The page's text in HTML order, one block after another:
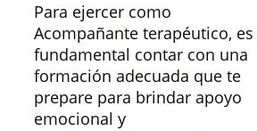
Para ejercer como
Acompañante terapéutico, es
fundamental contar con una
formación adecuada que te
prepare para brindar apoyo
emocional y